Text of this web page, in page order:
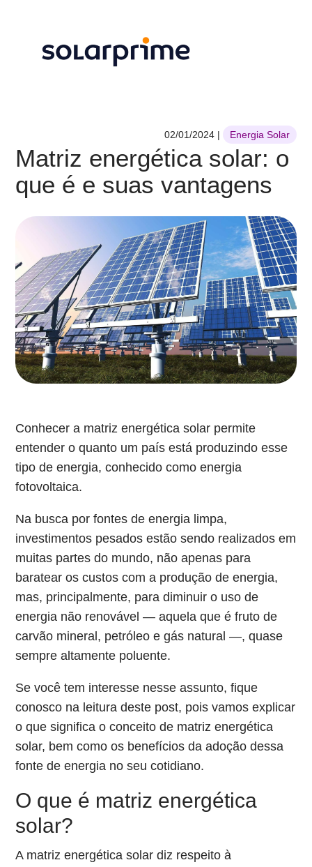
Matriz energética solar: o
que é e suas vantagens
02/01/2024| Energia Solar
Conhecer a matriz energética solar permite
entender o quanto um país está produzindo esse
tipo de energia, conhecido como energia
fotovoltaica.
Na busca por fontes de energia limpa,
investimentos pesados estão sendo realizados em
muitas partes do mundo, não apenas para
baratear os custos com a produção de energia,
mas, principalmente, para diminuir o uso de
energia não renovável ― aquela que é fruto de
carvão mineral, petróleo e gás natural ―, quase
sempre altamente poluente.
Se você tem interesse nesse assunto, fique
conosco na leitura deste post, pois vamos explicar
o que significa o conceito de matriz energética
solar, bem como os benefícios da adoção dessa
fonte de energia no seu cotidiano.
O que é matriz energética
solar?
A matriz energética solar diz respeito à